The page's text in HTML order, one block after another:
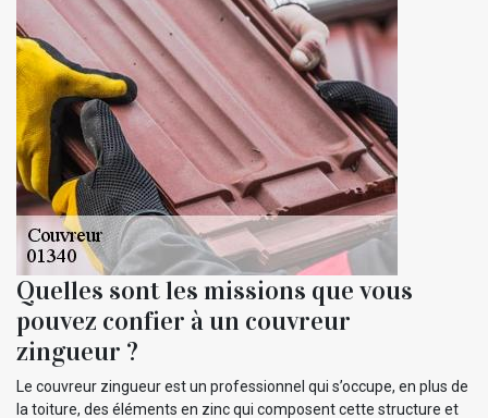
Quelles sont les missions que vous
pouvez confier à un couvreur
zingueur ?
Le couvreur zingueur est un professionnel qui s’occupe, en plus de
la toiture, des éléments en zinc qui composent cette structure et